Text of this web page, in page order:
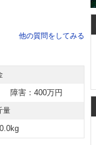
他の質問をしてみる
障害：400万円
量